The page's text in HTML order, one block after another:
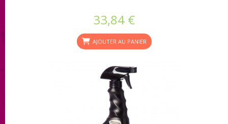
33,84 €
AJOUTER AU PANIER